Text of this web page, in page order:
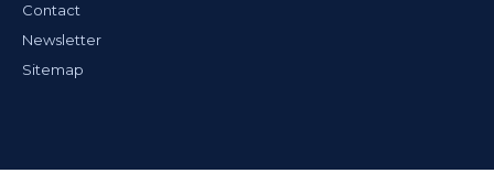
Contact
Newsletter
Sitemap